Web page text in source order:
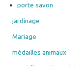
porte savon
jardinage
Mariage
médailles animaux